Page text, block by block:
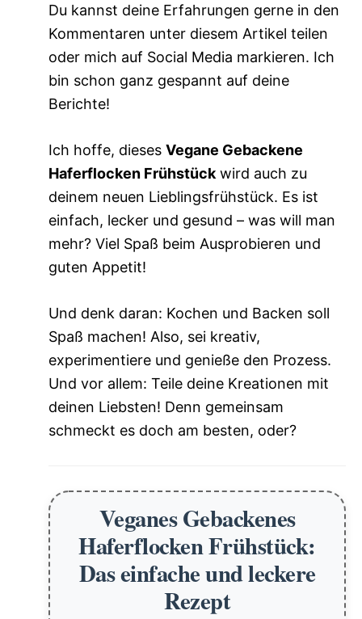
Du kannst deine Erfahrungen gerne in den
Kommentaren unter diesem Artikel teilen
oder mich auf Social Media markieren. Ich
bin schon ganz gespannt auf deine
Berichte!
Ich hoffe, dieses Vegane Gebackene
Haferflocken Frühstück wird auch zu
deinem neuen Lieblingsfrühstück. Es ist
einfach, lecker und gesund – was will man
mehr? Viel Spaß beim Ausprobieren und
guten Appetit!
Und denk daran: Kochen und Backen soll
Spaß machen! Also, sei kreativ,
experimentiere und genieße den Prozess.
Und vor allem: Teile deine Kreationen mit
deinen Liebsten! Denn gemeinsam
schmeckt es doch am besten, oder?
Veganes Gebackenes
Haferflocken Frühstück:
Das einfache und leckere
Rezept